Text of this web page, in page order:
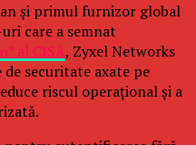
și primul furnizor global
care a semnat
al CISA, Zyxel Networks
securitate axate pe
riscul operațional și a